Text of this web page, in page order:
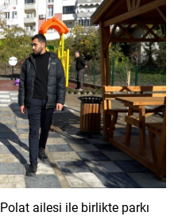
ailesi ile birlikte parkı